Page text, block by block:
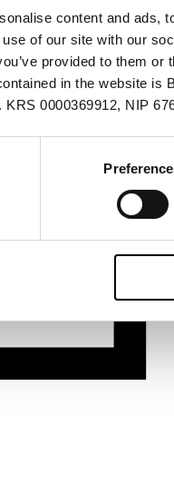
content and ads,
of our site with our
provided to them
in the website is
KRS 0000369912, NIP